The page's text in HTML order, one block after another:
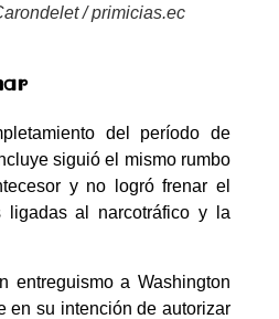
/ primicias.ec
del período de
siguió el mismo rumbo
y no logró frenar el
al narcotráfico y la
entreguismo a Washington
en su intención de autorizar